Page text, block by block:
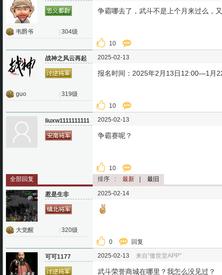
韦爵爷 304级
争霸哪去了，武斗不是上个月来过么，
10
战神之风云再起
guo 319级
2025-02-13
报名时间：2025年2月13日12:00—1月
10
liuxw1111111111 2025-02-13
争霸赛呢？
10
全部回复
排序 : 最新 最旧
惹是生非
大觉醒 320级
2025-02-14
0 回复
可可1177 2025-02-13 来自"傲世堂APP"
武斗荣誉商城在哪里？我怎么没见过？